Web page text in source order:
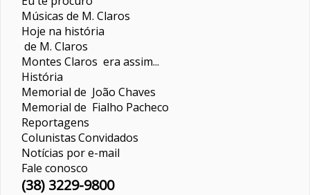
Músicas de M. Claros
Hoje na história
de M. Claros
Montes Claros era assim...
História
Memorial de João Chaves
Memorial de Fialho Pacheco
Reportagens
ColunistasConvidados
Notícias por e-mail
Fale conosco
(38) 3229-9800